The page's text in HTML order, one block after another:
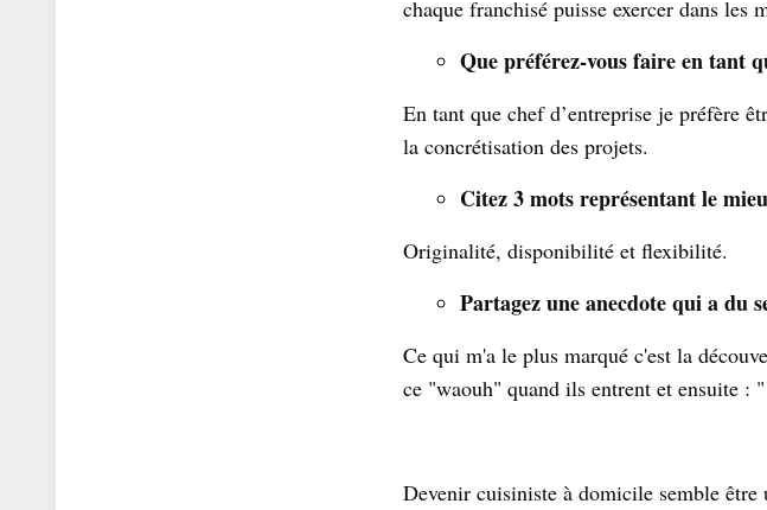
chaque franchisé puisse exercer dans les
Que préférez-vous faire en tant
En tant que chef d’entreprise je préfère
la concrétisation des projets.
Citez 3 mots représentant le
Originalité, disponibilité et flexibilité.
Partagez une anecdote qui a du
Ce qui m'a le plus marqué c'est la
ce "waouh" quand ils entrent et ensuite :
Devenir cuisiniste à domicile semble